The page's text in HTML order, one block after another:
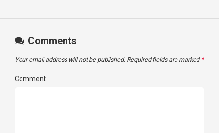
Comments
Your email address will not be published. Required fields are marked *
Comment